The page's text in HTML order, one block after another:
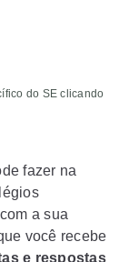
do SE clicando
fazer na
a sua
você recebe
e respostas